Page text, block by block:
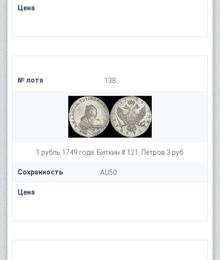
Цена
№ лота 138
1 рубль 1749 года. Биткин # 121, Петров 3 руб.
Сохранность AU50
Цена